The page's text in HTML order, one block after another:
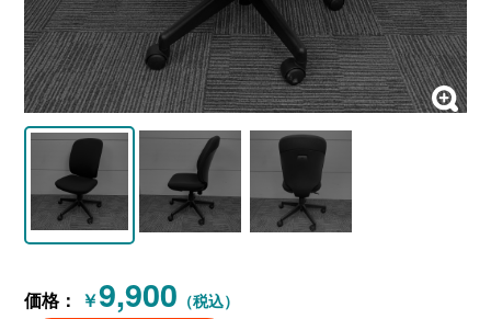
価格： ￥9,900 （税込）